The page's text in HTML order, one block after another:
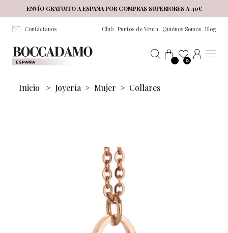
Salta al contenuto principale
ENVÍO GRATUITO A ESPAÑA POR COMPRAS SUPERIORES A 40€
Contáctanos Club Puntos de Venta Quiénes Somos Blog
0
Inicio > Joyería > Mujer > Collares